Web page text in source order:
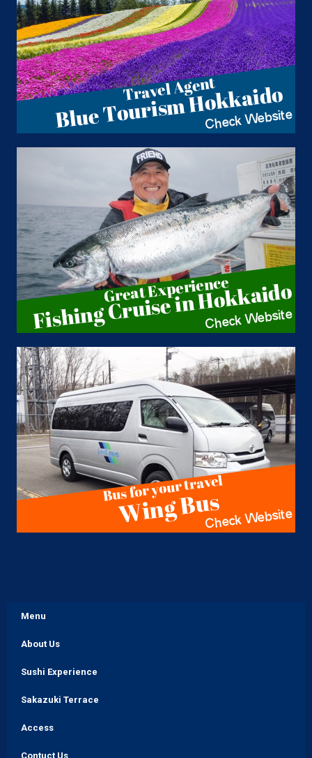
Menu
About Us
Sushi Experience
Sakazuki Terrace
Access
Contuct Us